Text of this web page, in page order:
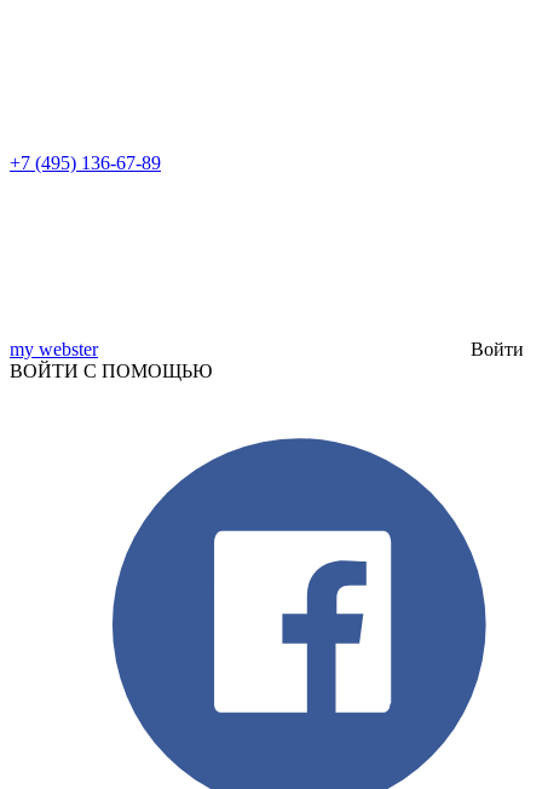
+7 (495) 136-67-89
my webster
Войти
ВОЙТИ С ПОМОЩЬЮ